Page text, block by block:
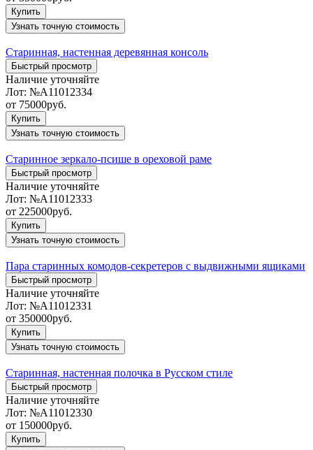
Купить
Узнать точную стоимость
Старинная, настенная деревянная консоль
Быстрый просмотр
Наличие уточняйте
Лот: №А11012334
от 75000руб.
Купить
Узнать точную стоимость
Старинное зеркало-псише в ореховой раме
Быстрый просмотр
Наличие уточняйте
Лот: №А11012333
от 225000руб.
Купить
Узнать точную стоимость
Пара старинных комодов-секретеров с выдвижными ящиками
Быстрый просмотр
Наличие уточняйте
Лот: №А11012331
от 350000руб.
Купить
Узнать точную стоимость
Старинная, настенная полочка в Русском стиле
Быстрый просмотр
Наличие уточняйте
Лот: №А11012330
от 150000руб.
Купить